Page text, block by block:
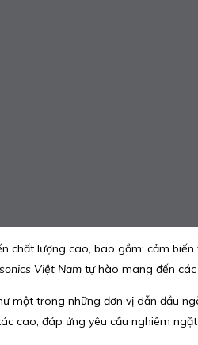
chất lượng cao, bao gồm: cảm
Việt Nam tự hào mang đến
một trong những đơn vị dẫn đầu
cao, đáp ứng yêu cầu nghiêm